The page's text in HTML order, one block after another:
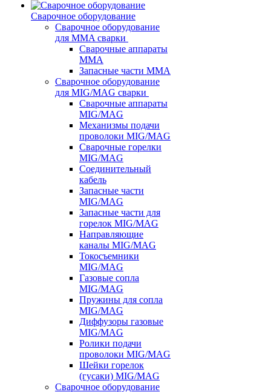
Сварочное оборудование
Сварочное оборудование
для MMA сварки
Сварочные аппараты
MMA
Запасные части MMA
Сварочное оборудование
для MIG/MAG сварки
Сварочные аппараты
MIG/MAG
Механизмы подачи
проволоки MIG/MAG
Сварочные горелки
MIG/MAG
Соединительный
кабель
Запасные части
MIG/MAG
Запасные части для
горелок MIG/MAG
Направляющие
каналы MIG/MAG
Токосъемники
MIG/MAG
Газовые сопла
MIG/MAG
Пружины для сопла
MIG/MAG
Диффузоры газовые
MIG/MAG
Ролики подачи
проволоки MIG/MAG
Шейки горелок
(гусаки) MIG/MAG
Сварочное оборудование